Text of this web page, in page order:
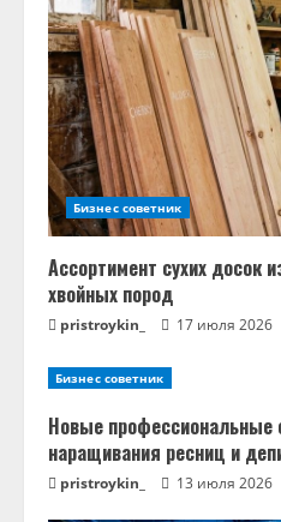
Бизнес советник
Ассортимент сухих досок
хвойных пород
pristroykin_ 17 июля 2026
Бизнес советник
Новые профессиональные
наращивания ресниц и
pristroykin_ 13 июля 2026